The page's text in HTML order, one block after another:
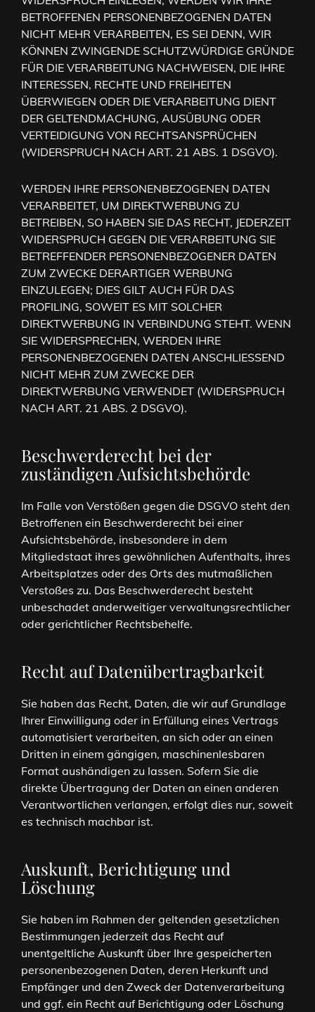
BETROFFENEN PERSONENBEZOGENEN DATEN
NICHT MEHR VERARBEITEN, ES SEI DENN, WIR
KÖNNEN ZWINGENDE SCHUTZWÜRDIGE GRÜNDE
FÜR DIE VERARBEITUNG NACHWEISEN, DIE IHRE
INTERESSEN, RECHTE UND FREIHEITEN
ÜBERWIEGEN ODER DIE VERARBEITUNG DIENT
DER GELTENDMACHUNG, AUSÜBUNG ODER
VERTEIDIGUNG VON RECHTSANSPRÜCHEN
(WIDERSPRUCH NACH ART. 21 ABS. 1 DSGVO).
WERDEN IHRE PERSONENBEZOGENEN DATEN
VERARBEITET, UM DIREKTWERBUNG ZU
BETREIBEN, SO HABEN SIE DAS RECHT, JEDERZEIT
WIDERSPRUCH GEGEN DIE VERARBEITUNG SIE
BETREFFENDER PERSONENBEZOGENER DATEN
ZUM ZWECKE DERARTIGER WERBUNG
EINZULEGEN; DIES GILT AUCH FÜR DAS
PROFILING, SOWEIT ES MIT SOLCHER
DIREKTWERBUNG IN VERBINDUNG STEHT. WENN
SIE WIDERSPRECHEN, WERDEN IHRE
PERSONENBEZOGENEN DATEN ANSCHLIESSEND
NICHT MEHR ZUM ZWECKE DER
DIREKTWERBUNG VERWENDET (WIDERSPRUCH
NACH ART. 21 ABS. 2 DSGVO).
Beschwerde­recht bei der
zuständigen Aufsichts­behörde
Im Falle von Verstößen gegen die DSGVO steht den
Betroffenen ein Beschwerderecht bei einer
Aufsichtsbehörde, insbesondere in dem
Mitgliedstaat ihres gewöhnlichen Aufenthalts, ihres
Arbeitsplatzes oder des Orts des mutmaßlichen
Verstoßes zu. Das Beschwerderecht besteht
unbeschadet anderweitiger verwaltungsrechtlicher
oder gerichtlicher Rechtsbehelfe.
Recht auf Daten­übertrag­barkeit
Sie haben das Recht, Daten, die wir auf Grundlage
Ihrer Einwilligung oder in Erfüllung eines Vertrags
automatisiert verarbeiten, an sich oder an einen
Dritten in einem gängigen, maschinenlesbaren
Format aushändigen zu lassen. Sofern Sie die
direkte Übertragung der Daten an einen anderen
Verantwortlichen verlangen, erfolgt dies nur, soweit
es technisch machbar ist.
Auskunft, Berichtigung und
Löschung
Sie haben im Rahmen der geltenden gesetzlichen
Bestimmungen jederzeit das Recht auf
unentgeltliche Auskunft über Ihre gespeicherten
personenbezogenen Daten, deren Herkunft und
Empfänger und den Zweck der Datenverarbeitung
und ggf. ein Recht auf Berichtigung oder Löschung